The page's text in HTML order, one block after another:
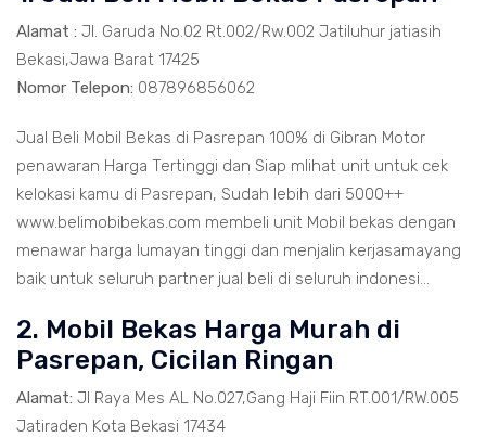
Alamat : Jl. Garuda No.02 Rt.002/Rw.002 Jatiluhur jatiasih
Bekasi,Jawa Barat 17425
Nomor Telepon: 087896856062
Jual Beli Mobil Bekas di Pasrepan 100% di Gibran Motor
penawaran Harga Tertinggi dan Siap mlihat unit untuk cek
kelokasi kamu di Pasrepan, Sudah lebih dari 5000++
www.belimobibekas.com membeli unit Mobil bekas dengan
menawar harga lumayan tinggi dan menjalin kerjasamayang
baik untuk seluruh partner jual beli di seluruh indonesi...
2. Mobil Bekas Harga Murah di
Pasrepan, Cicilan Ringan
Alamat: Jl Raya Mes AL No.027,Gang Haji Fiin RT.001/RW.005
Jatiraden Kota Bekasi 17434